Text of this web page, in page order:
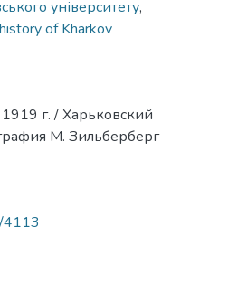
університету,
of Kharkov
г. / Харьковский
М. Зильберберг
4113